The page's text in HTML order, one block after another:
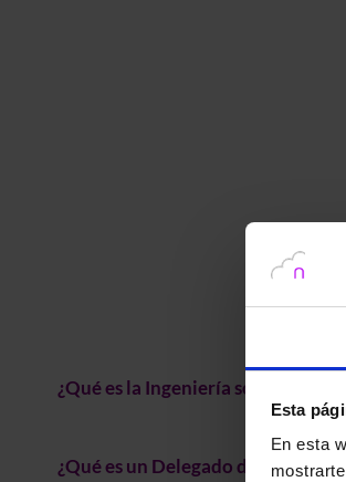
Esta
En esta
¿Qué es la Ingeniería social y cómo
¿Qué es un Delegado de